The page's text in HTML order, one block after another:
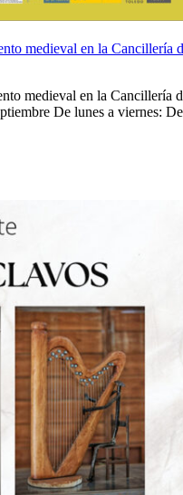
medieval en la Cancillería
medieval en la Cancillería
De lunes a viernes: De